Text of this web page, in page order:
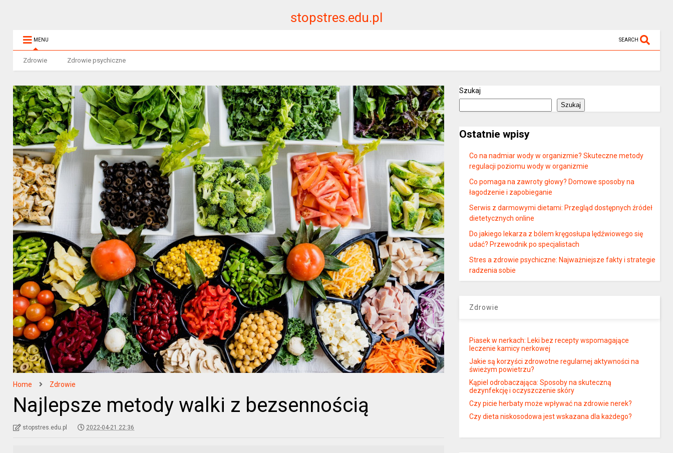
stopstres.edu.pl
MENU SEARCH
Zdrowie Zdrowie psychiczne
Home Zdrowie
Najlepsze metody walki z bezsennością
stopstres.edu.pl 2022-04-21 22:36
Szukaj
Szukaj
Ostatnie wpisy
Co na nadmiar wody w organizmie? Skuteczne metody
regulacji poziomu wody w organizmie
Co pomaga na zawroty głowy? Domowe sposoby na
łagodzenie i zapobieganie
Serwis z darmowymi dietami: Przegląd dostępnych źródeł
dietetycznych online
Do jakiego lekarza z bólem kręgosłupa lędźwiowego się
udać? Przewodnik po specjalistach
Stres a zdrowie psychiczne: Najważniejsze fakty i strategie
radzenia sobie
Zdrowie
Piasek w nerkach: Leki bez recepty wspomagające
leczenie kamicy nerkowej
Jakie są korzyści zdrowotne regularnej aktywności na
świeżym powietrzu?
Kąpiel odrobaczająca: Sposoby na skuteczną
dezynfekcję i oczyszczenie skóry
Czy picie herbaty może wpływać na zdrowie nerek?
Czy dieta niskosodowa jest wskazana dla każdego?